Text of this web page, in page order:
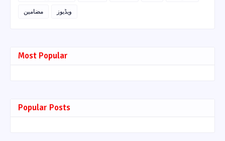
مضامین
ویڈیوز
Most Popular
Popular Posts